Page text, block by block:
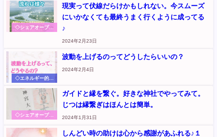
◇シェアオープン
現実って伏線だらけかもしれない。今スムーズ
にいかなくても最終うまく行くように成ってる
♪
2024年2月23日
◇エネルギー的お
波動を上げるのってどうしたらいいの？
2024年2月4日
◇シェアオープン
伝えます
ガイドと縁を繋ぐ。好きな神社でやってみて。
じつは縁繋ぎはほんとは簡単。
2024年1月31日
しんどい時の助けは心から感謝があふれる♪１